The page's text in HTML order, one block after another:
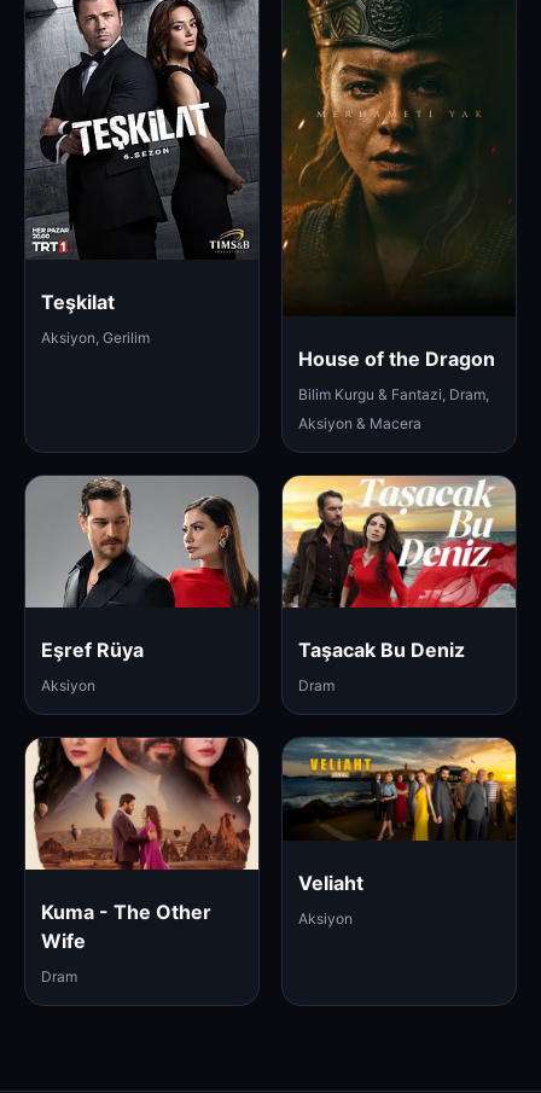
Teşkilat
Aksiyon, Gerilim
House of the Dragon
Bilim Kurgu & Fantazi, Dram,
Aksiyon & Macera
Eşref Rüya
Aksiyon
Taşacak Bu Deniz
Dram
Kuma - The Other
Wife
Dram
Veliaht
Aksiyon